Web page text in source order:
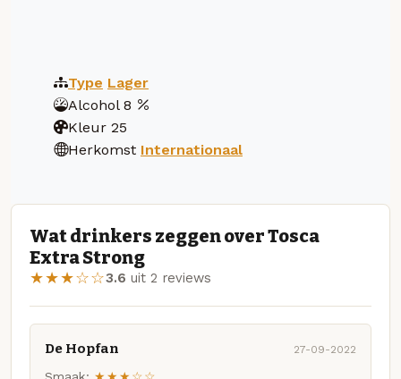
Type Lager
Alcohol 8
Kleur 25
Herkomst Internationaal
Wat drinkers zeggen over Tosca
Extra Strong
★★★☆☆3.6 uit 2 reviews
De Hopfan 27-09-2022
Smaak: ★★★☆☆